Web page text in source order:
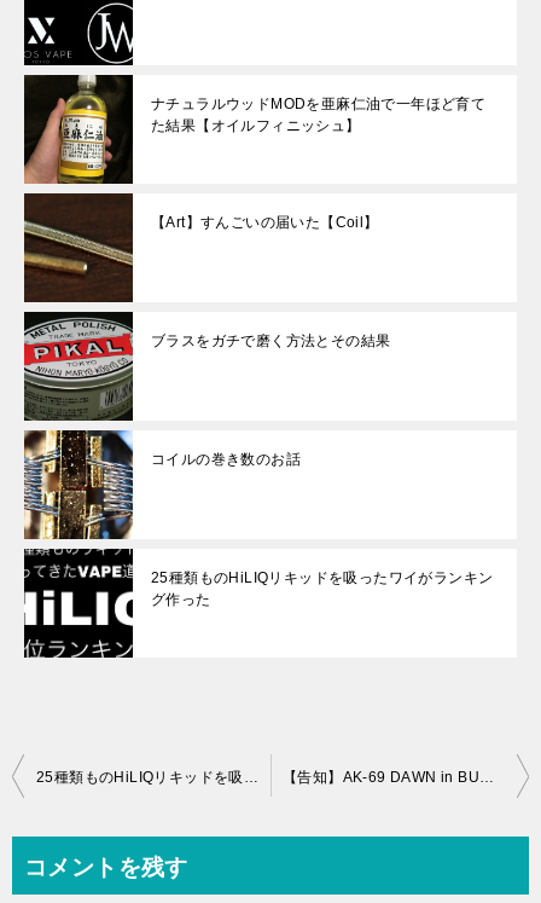
ナチュラルウッドMODを亜麻仁油で一年ほど育て
た結果【オイルフィニッシュ】
【Art】すんごいの届いた【Coil】
ブラスをガチで磨く方法とその結果
コイルの巻き数のお話
25種類ものHiLIQリキッドを吸ったワイがランキン
グ作った
投
ビ
コメントを残す